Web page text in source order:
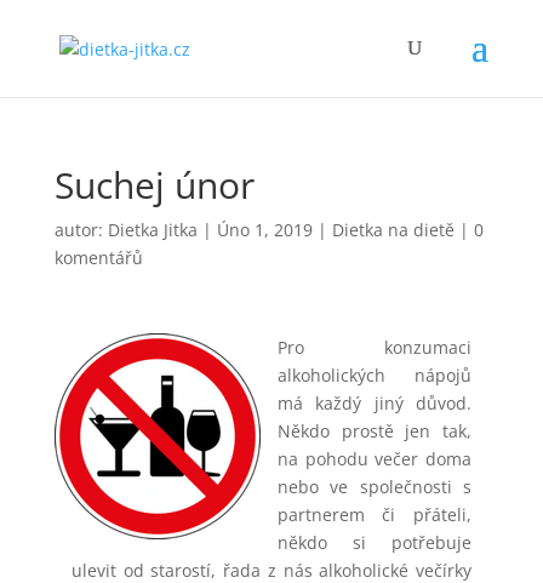
Suchej únor
autor: Dietka Jitka | Úno 1, 2019| Dietka na dietě | 0
komentářů
Pro konzumaci
alkoholických nápojů
má každý jiný důvod.
Někdo prostě jen tak,
na pohodu večer doma
nebo ve společnosti s
partnerem či přáteli,
někdo si potřebuje
ulevit od starostí, řada z nás alkoholické večírky